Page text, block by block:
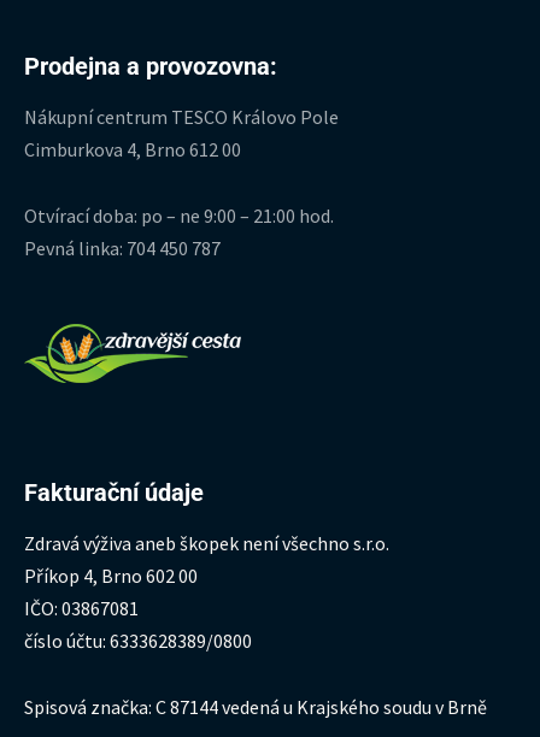
Prodejna a provozovna:
Nákupní centrum TESCO Královo Pole
Cimburkova 4, Brno 612 00
Otvírací doba: po – ne 9:00 – 21:00 hod.
Pevná linka: 704 450 787
Fakturační údaje
Zdravá výživa aneb škopek není všechno s.r.o.
Příkop 4, Brno 602 00
IČO: 03867081
číslo účtu: 6333628389/0800
Spisová značka: C 87144 vedená u Krajského soudu v Brně